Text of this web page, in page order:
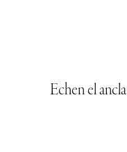
Echen el ancla